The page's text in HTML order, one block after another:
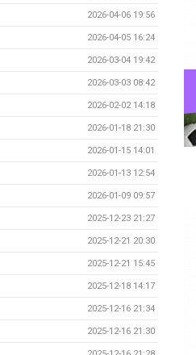
2026-04-06 19:56
2026-04-05 16:24
2026-03-04 19:42
2026-03-03 08:42
2026-02-02 14:18
2026-01-18 21:30
2026-01-15 14:01
2026-01-13 12:54
2026-01-09 09:57
2025-12-23 21:27
2025-12-21 20:30
2025-12-21 15:45
2025-12-18 14:17
2025-12-16 21:34
2025-12-16 21:30